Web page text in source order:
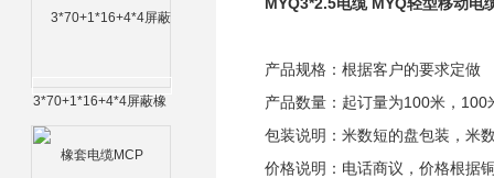
3*70+1*16+4*4屏蔽橡
产品规格：根据客户的要求定做
产品数量：起订量为100米，100
包装说明：米数短的盘包装，米
价格说明：电话商议，价格根据